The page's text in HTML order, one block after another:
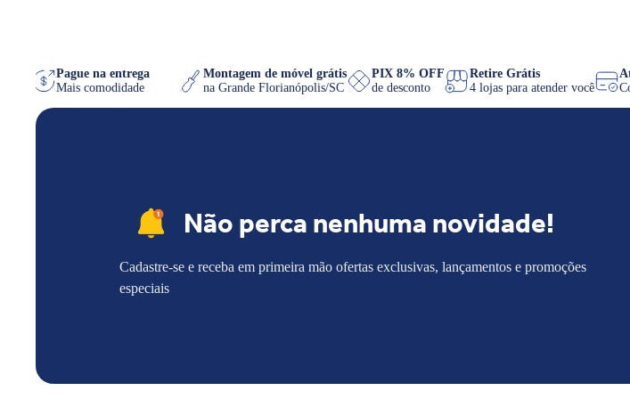
Pague na entrega
Mais comodidade
Montagem de móvel grátis
na Grande Florianópolis/SC
PIX 8% OFF
de desconto
Retire Grátis
4 lojas para atender você
Não perca nenhuma novidade!
Cadastre-se e receba em primeira mão ofertas exclusivas, lançamentos e promoções
especiais